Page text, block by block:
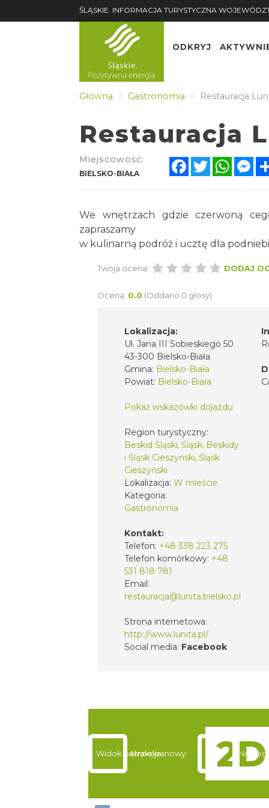
ŚLĄSKIE. INFORMACJA TURYSTYCZNA
ODKRYJ
Główna Gastronomia Restauracja
Restauracja
Miejscowość:
BIELSKO-BIAŁA
FacebookTwitter
We wnętrzach gdzie czerwoną
zapraszamy
w kulinarną podróż i ucztę dla
Twoja ocena: DODAJ
Ocena: 0.0 (Oddano 0 głosy)
Lokalizacja:
Ul. Jana III Sobieskiego 50
43-300 Bielsko-Biała
Gmina: Bielsko-Biała
Powiat: Bielsko-Biała
Pokaż wskazówki dojazdu
Region turystyczny:
Beskid Śląski, Śląsk, Beskidy
i Śląsk Cieszyński, Śląsk
Cieszyński
Lokalizacja: W mieście
Kategoria:
Gastronomia
Kontakt:
Telefon: +48 338 223 275
Telefon komórkowy: +48
531 818 781
Email:
restauracja@lunita.bielsko.pl
Strona internetowa:
http://www.lunita.pl/
Social media: Facebook
Widok pełnoekranowy:
Atrakcje Noclegi